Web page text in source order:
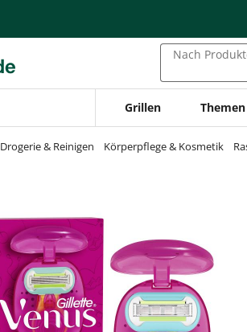
Nach
Grillen Themen
Drogerie & Reinigen Körperpflege & Kosmetik